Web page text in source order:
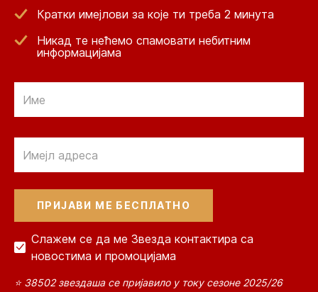
Кратки имејлови за које ти треба 2 минута
Никад те нећемо спамовати небитним
информацијама
Слажем се да ме Звезда контактира са
новостима и промоцијама
⭐ 38502 звездаша се пријавило у току сезоне 2025/26